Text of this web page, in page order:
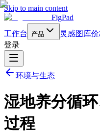
Skip to main content
FigPad
工作台
产品 灵感图库
登录
环境与生态
湿地养分循
过程